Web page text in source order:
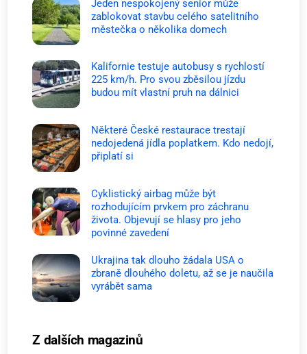
Jeden nespokojený senior může
zablokovat stavbu celého satelitního
městečka o několika domech
Kalifornie testuje autobusy s rychlostí
225 km/h. Pro svou zběsilou jízdu
budou mít vlastní pruh na dálnici
Některé České restaurace trestají
nedojedená jídla poplatkem. Kdo nedojí,
připlatí si
Cyklistický airbag může být
rozhodujícím prvkem pro záchranu
života. Objevují se hlasy pro jeho
povinné zavedení
Ukrajina tak dlouho žádala USA o
zbraně dlouhého doletu, až se je naučila
vyrábět sama
Z dalších magazinů